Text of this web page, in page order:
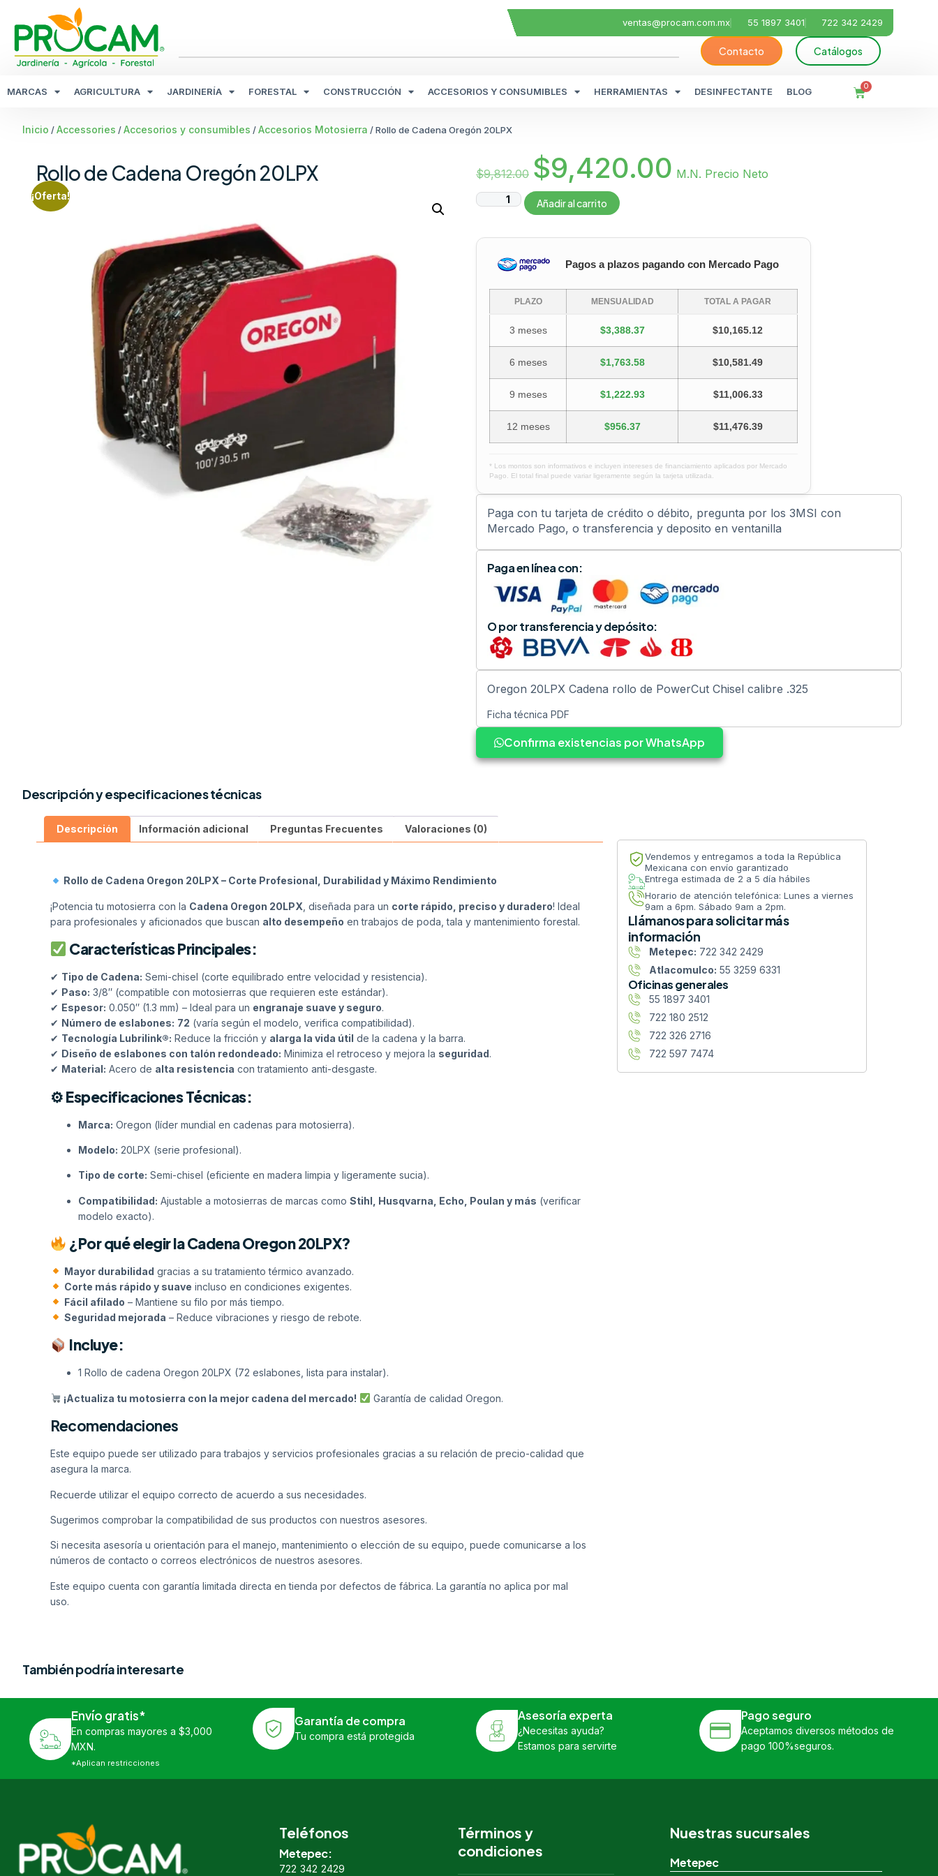
ventas@procam.com.mx 55 1897 3401 722 342 2429
Contacto Catálogos
MARCAS AGRICULTURA JARDINERÍA FORESTAL CONSTRUCCIÓN ACCESORIOS Y CONSUMIBLES HERRAMIENTAS DESINFECTANTE BLOG 0
Inicio /Accessories /Accesorios y consumibles /Accesorios Motosierra / Rollo de Cadena Oregón 20LPX
Rollo de Cadena Oregón 20LPX
¡Oferta!
$9,812.00 $9,420.00 M.N. Precio Neto
Añadir al carrito
Pagos a plazos pagando con Mercado Pago
PLAZO MENSUALIDAD TOTAL A PAGAR
3 meses $3,388.37 $10,165.12
6 meses $1,763.58 $10,581.49
9 meses $1,222.93 $11,006.33
12 meses $956.37 $11,476.39
* Los montos son informativos e incluyen intereses de financiamiento aplicados por Mercado
Pago. El total final puede variar ligeramente según la tarjeta utilizada.
Paga con tu tarjeta de crédito o débito, pregunta por los 3MSI con
Mercado Pago, o transferencia y deposito en ventanilla
Paga en línea con:
O por transferencia y depósito:
Oregon 20LPX Cadena rollo de PowerCut Chisel calibre .325
Ficha técnica PDF
Confirma existencias por WhatsApp
Descripción y especificaciones técnicas
Descripción Información adicional Preguntas Frecuentes Valoraciones (0)
Rollo de Cadena Oregon 20LPX – Corte Profesional, Durabilidad y Máximo Rendimiento
¡Potencia tu motosierra con la Cadena Oregon 20LPX , diseñada para un corte rápido, preciso y duradero! Ideal
para profesionales y aficionados que buscan alto desempeño en trabajos de poda, tala y mantenimiento forestal.
Características Principales:
✔ Tipo de Cadena: Semi-chisel (corte equilibrado entre velocidad y resistencia).
✔ Paso: 3/8″ (compatible con motosierras que requieren este estándar).
✔ Espesor: 0.050″ (1.3 mm) – Ideal para un engranaje suave y seguro.
✔ Número de eslabones: 72 (varía según el modelo, verifica compatibilidad).
✔ Tecnología Lubrilink®: Reduce la fricción y alarga la vida útil de la cadena y la barra.
✔ Diseño de eslabones con talón redondeado: Minimiza el retroceso y mejora la seguridad.
✔ Material: Acero de alta resistencia con tratamiento anti-desgaste.
⚙ Especificaciones Técnicas:
Marca: Oregon (líder mundial en cadenas para motosierra).
Modelo: 20LPX (serie profesional).
Tipo de corte: Semi-chisel (eficiente en madera limpia y ligeramente sucia).
Compatibilidad: Ajustable a motosierras de marcas como Stihl, Husqvarna, Echo, Poulan y más (verificar
modelo exacto).
¿Por qué elegir la Cadena Oregon 20LPX?
Mayor durabilidad gracias a su tratamiento térmico avanzado.
Corte más rápido y suave incluso en condiciones exigentes.
Fácil afilado – Mantiene su filo por más tiempo.
Seguridad mejorada – Reduce vibraciones y riesgo de rebote.
Incluye:
1 Rollo de cadena Oregon 20LPX (72 eslabones, lista para instalar).
¡Actualiza tu motosierra con la mejor cadena del mercado! Garantía de calidad Oregon.
Recomendaciones
Este equipo puede ser utilizado para trabajos y servicios profesionales gracias a su relación de precio-calidad que
asegura la marca.
Recuerde utilizar el equipo correcto de acuerdo a sus necesidades.
Sugerimos comprobar la compatibilidad de sus productos con nuestros asesores.
Si necesita asesoría u orientación para el manejo, mantenimiento o elección de su equipo, puede comunicarse a los
números de contacto o correos electrónicos de nuestros asesores.
Este equipo cuenta con garantía limitada directa en tienda por defectos de fábrica. La garantía no aplica por mal
uso.
Vendemos y entregamos a toda la República
Mexicana con envío garantizado
Entrega estimada de 2 a 5 día hábiles
Horario de atención telefónica: Lunes a viernes
9am a 6pm. Sábado 9am a 2pm.
Llámanos para solicitar más
información
Metepec: 722 342 2429
Atlacomulco: 55 3259 6331
Oficinas generales
55 1897 3401
722 180 2512
722 326 2716
722 597 7474
También podría interesarte
Envío gratis*
En compras mayores a $3,000
MXN.
*Aplican restricciones
Garantía de compra
Tu compra está protegida
Asesoría experta
¿Necesitas ayuda?
Estamos para servirte
Pago seguro
Aceptamos diversos métodos de
pago 100%seguros.
Teléfonos
Metepec:
722 342 2429
Términos y
condiciones
Nuestras sucursales
Metepec